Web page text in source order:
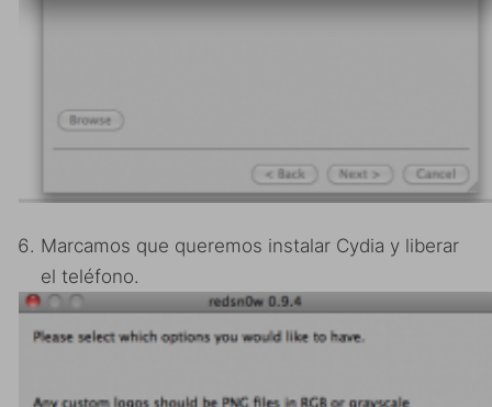
Marcamos que queremos instalar Cydia y liberar
el teléfono.